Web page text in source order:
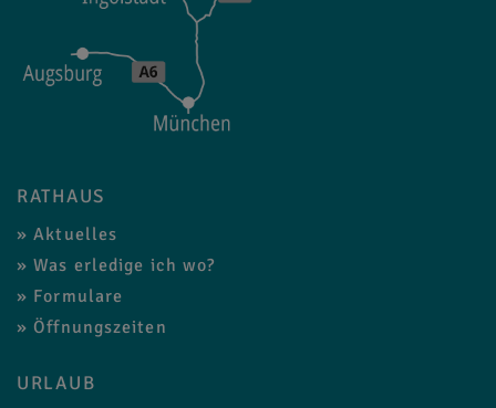
RATHAUS
Aktuelles
Was erledige ich wo?
Formulare
Öffnungszeiten
URLAUB